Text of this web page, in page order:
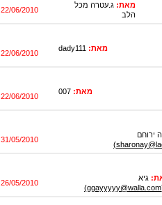
22/06/2010
מאת: ג.עטרה מכל
הלב
22/06/2010
מאת: dady111
22/06/2010
מאת: 007
31/05/2010
ירוחם
26/05/2010
גיא